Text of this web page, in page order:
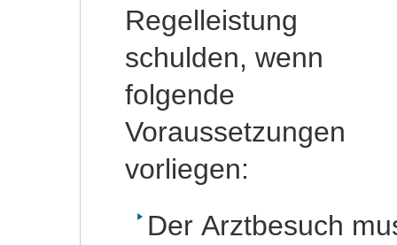
Regelleistung
schulden, wenn
folgende
Voraussetzungen
vorliegen:
Der Arztbesuch